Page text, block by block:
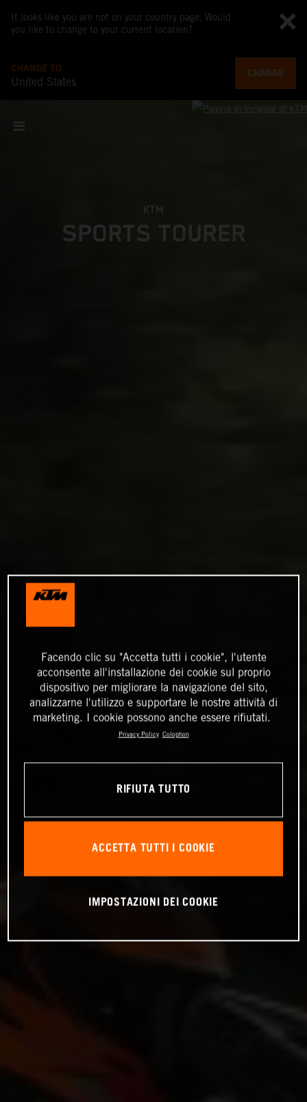
It looks like you are not on your country page. Would
you like to change to your current location?
CHANGE TO
United States
CHANGE
KTM
SPORTS TOURER
Facendo clic su "Accetta tutti i cookie", l'utente
acconsente all'installazione dei cookie sul proprio
dispositivo per migliorare la navigazione del sito,
analizzarne l'utilizzo e supportare le nostre attività di
marketing. I cookie possono anche essere rifiutati.
Privacy Policy Colophon
RIFIUTA TUTTO
ACCETTA TUTTI I COOKIE
IMPOSTAZIONI DEI COOKIE